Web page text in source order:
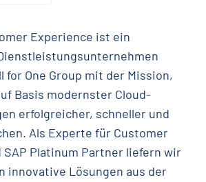
Experience ist ein
for One Group mit der Mission,
Basis modernster Cloud­-
erfolgreicher, schneller und
Als Experte für Customer
SAP Platinum Partner liefern wir
innovative Lösungen aus der